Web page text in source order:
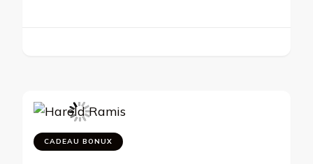
CADEAU BONUX